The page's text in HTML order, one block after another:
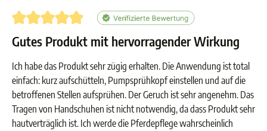
Bewertung mit 5 von 5 Sternen
Gutes Produkt mit hervorragender Wirkung
Ich habe das Produkt sehr zügig erhalten. Die Anwendung ist total
einfach: kurz aufschütteln, Pumpsprühkopf einstellen und auf die
betroffenen Stellen aufsprühen. Der Geruch ist sehr angenehm. Das
Tragen von Handschuhen ist nicht notwendig, da dass Produkt sehr
hautverträglich ist. Ich werde die Pferdepflege wahrscheinlich